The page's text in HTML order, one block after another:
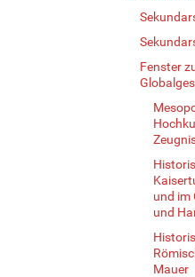
Fenster
und im
und
Mauer